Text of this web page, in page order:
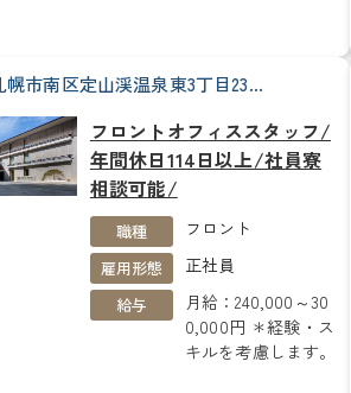
幌市南区定山渓温泉東3丁目23…
フロントオフィススタッフ/
年間休日114日以上/社員寮
相談可能/
職種 フロント
雇用形態 正社員
給与
月給：240,000～30
0,000円 ＊経験・ス
キルを考慮します。